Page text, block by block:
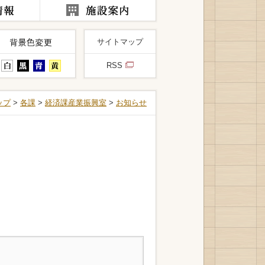
サイトマップ
RSS
プ> 各課 > 経済課産業振興室 > お知らせ